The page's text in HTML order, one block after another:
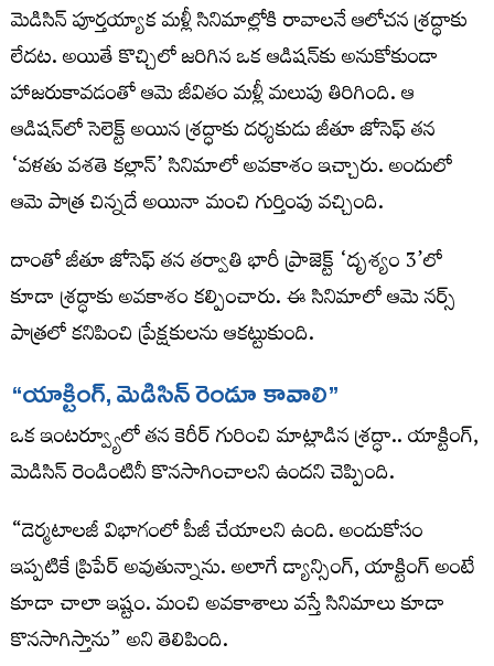
మెడిసిన్ పూర్తయ్యాక మళ్లీ సినిమాల్లోకి రావాలనే ఆలోచన శ్రద్ధాకు
లేదట. అయితే కొచ్చిలో జరిగిన ఒక ఆడిషన్‌కు అనుకోకుండా
హాజరుకావడంతో ఆమె జీవితం మళ్లీ మలుపు తిరిగింది. ఆ
ఆడిషన్‌లో సెలెక్ట్ అయిన శ్రద్ధాకు దర్శకుడు జీతూ జోసెఫ్ తన
‘వళతు వశతె కల్లాన్’ సినిమాలో అవకాశం ఇచ్చారు. అందులో
ఆమె పాత్ర చిన్నదే అయినా మంచి గుర్తింపు వచ్చింది.
దాంతో జీతూ జోసెఫ్ తన తర్వాతి భారీ ప్రాజెక్ట్ ‘దృశ్యం 3’లో
కూడా శ్రద్ధాకు అవకాశం కల్పించారు. ఈ సినిమాలో ఆమె నర్స్
పాత్రలో కనిపించి ప్రేక్షకులను ఆకట్టుకుంది.
“యాక్టింగ్, మెడిసిన్ రెండూ కావాలి”
ఒక ఇంటర్వ్యూలో తన కెరీర్ గురించి మాట్లాడిన శ్రద్ధా.. యాక్టింగ్,
మెడిసిన్ రెండింటినీ కొనసాగించాలని ఉందని చెప్పింది.
“డెర్మటాలజీ విభాగంలో పీజీ చేయాలని ఉంది. అందుకోసం
ఇప్పటికే ప్రిపేర్ అవుతున్నాను. అలాగే డ్యాన్సింగ్, యాక్టింగ్ అంటే
కూడా చాలా ఇష్టం. మంచి అవకాశాలు వస్తే సినిమాలు కూడా
కొనసాగిస్తాను” అని తెలిపింది.